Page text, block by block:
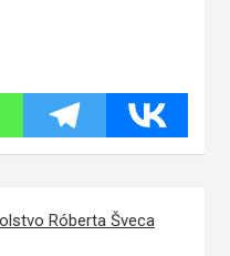
Róberta Šveca